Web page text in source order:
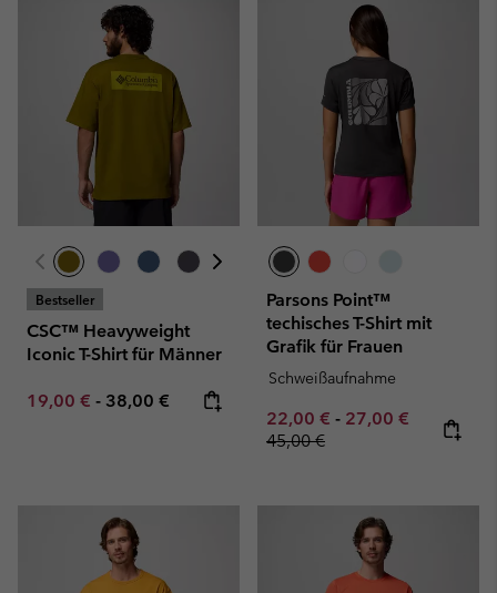
Bestseller
CSC™ Heavyweight
Iconic T-Shirt für Männer
Minimum sale price:
19,00 € - Maximum price:
38,00 €
Parsons Point™
techisches T-Shirt mit
Grafik für Frauen
Schweißaufnahme
Minimum sale price:
22,00 € - Maximum sale
27,00 € Regular
45,00 €